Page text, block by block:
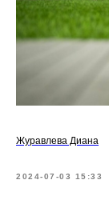
Журавлева Диана
2024-07-03 15:33